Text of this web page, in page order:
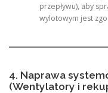
przepływu), aby
wylotowym jest
4. Naprawa
(Wentylatory i